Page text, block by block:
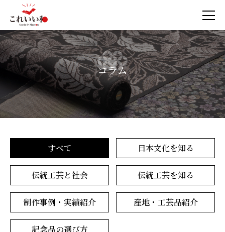
コラム
すべて 日本文化を知る
伝統工芸と社会 伝統工芸を知る
制作事例・実績紹介 産地・工芸品紹介
記念品の選び方